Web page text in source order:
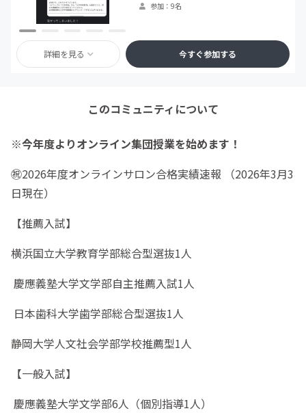
参加：9名
詳細を見る 今すぐ参加する
このコミュニティについて
※今年度よりオンライン集団授業を始めます！
㊗️2026年度オンラインサロン合格実績速報 （2026年3月3
日現在）
【推薦入試】
横浜国立大学教育学部総合型選抜1人
慶應義塾大学文学部自主推薦入試1人
日本歯科大学歯学部総合型選抜1人
静岡大学人文社会学部学校推薦型1人
【一般入試】
慶應義塾大学文学部6人（個別指導1人）